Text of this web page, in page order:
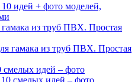
гамака из труб ПВХ. Простая
идей – фото